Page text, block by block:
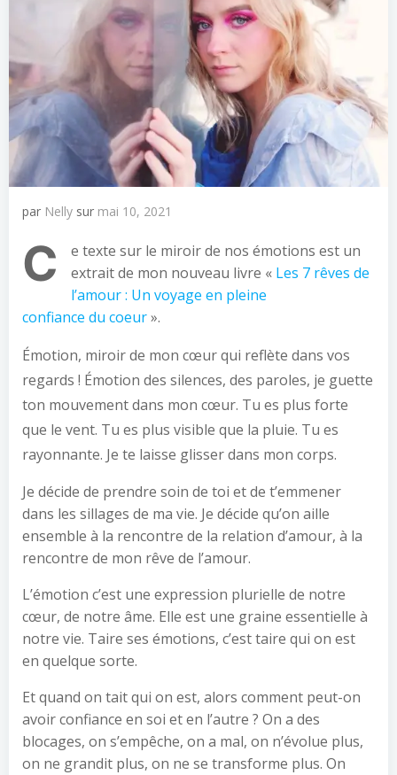
par Nelly sur mai 10, 2021
C
e texte sur le miroir de nos émotions est un
extrait de mon nouveau livre « Les 7 rêves de
l’amour : Un voyage en pleine
confiance du coeur».
Émotion, miroir de mon cœur qui reflète dans vos
regards ! Émotion des silences, des paroles, je guette
ton mouvement dans mon cœur. Tu es plus forte
que le vent. Tu es plus visible que la pluie. Tu es
rayonnante. Je te laisse glisser dans mon corps.
Je décide de prendre soin de toi et de t’emmener
dans les sillages de ma vie. Je décide qu’on aille
ensemble à la rencontre de la relation d’amour, à la
rencontre de mon rêve de l’amour.
L’émotion c’est une expression plurielle de notre
cœur, de notre âme. Elle est une graine essentielle à
notre vie. Taire ses émotions, c’est taire qui on est
en quelque sorte.
Et quand on tait qui on est, alors comment peut-on
avoir confiance en soi et en l’autre ? On a des
blocages, on s’empêche, on a mal, on n’évolue plus,
on ne grandit plus, on ne se transforme plus. On